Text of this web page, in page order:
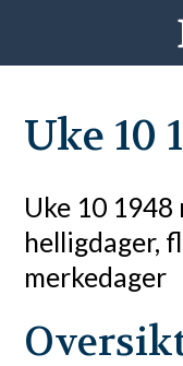
Uke 10
Uke 10
helligdager,
merkedager